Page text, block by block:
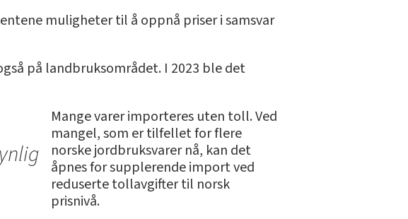
muligheter til å oppnå priser i samsvar
på landbruksområdet. I 2023 ble det
Mange varer importeres uten toll. Ved
mangel, som er tilfellet for flere
norske jordbruksvarer nå, kan det
åpnes for supplerende import ved
reduserte tollavgifter til norsk
prisnivå.